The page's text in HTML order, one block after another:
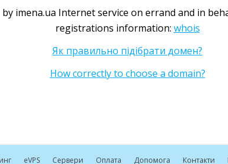
imena.ua Internet service on errand and in
registrations information: whois
Як правильно підібрати домен?
How correctly to choose a domain?
eVPS Сервери Оплата Допомога Контакти